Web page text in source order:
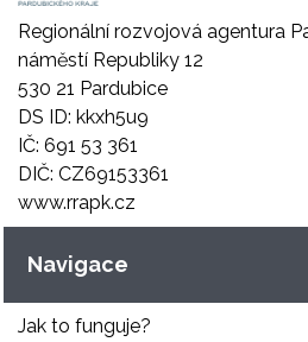
Regionální rozvojová agentura
náměstí Republiky 12
530 21 Pardubice
DS ID: kkxh5u9
IČ: 691 53 361
DIČ: CZ69153361
www.rrapk.cz
Navigace
Jak to funguje?